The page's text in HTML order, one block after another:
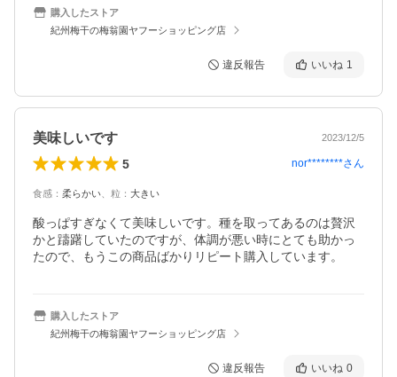
購入したストア
紀州梅干の梅翁園ヤフーショッピング店
違反報告 いいね 1
美味しいです 2023/12/5
5 nor********さん
食感 ： 柔らかい 粒 ： 大きい
酸っぱすぎなくて美味しいです。種を取ってあるのは贅沢
かと躊躇していたのですが、体調が悪い時にとても助かっ
たので、もうこの商品ばかりリピート購入しています。
購入したストア
紀州梅干の梅翁園ヤフーショッピング店
違反報告 いいね 0